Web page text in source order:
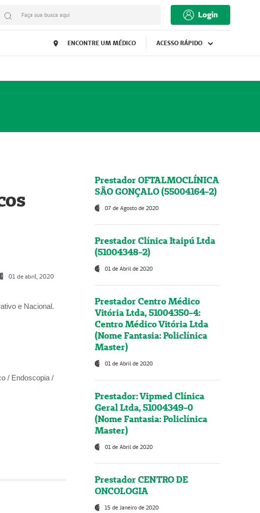
Faça sua busca aqui Login
ENCONTRE UM MÉDICO ACESSO RÁPIDO
01 de abril, 2020
e Nacional.
/ Endoscopia /
Prestador OFTALMOCLÍNICA
SÃO GONÇALO (55004164-2)
07 de Agosto de 2020
Prestador Clínica Itaipú Ltda
(51004348-2)
01 de Abril de 2020
Prestador Centro Médico
Vitória Ltda, 51004350-4:
Centro Médico Vitória Ltda
(Nome Fantasia: Policlínica
Master)
01 de Abril de 2020
Prestador: Vipmed Clínica
Geral Ltda, 51004349-0
(Nome Fantasia: Policlínica
Master)
01 de Abril de 2020
Prestador CENTRO DE
ONCOLOGIA
15 de Janeiro de 2020